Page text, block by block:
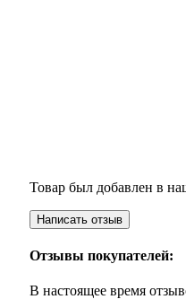
Товар был добавлен в
Отзывы покупателей:
В настоящее время